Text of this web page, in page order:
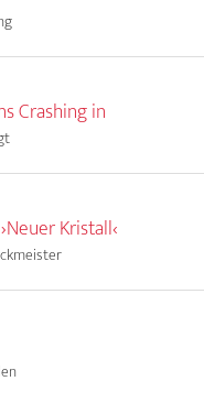
Crashing in
Kristall‹